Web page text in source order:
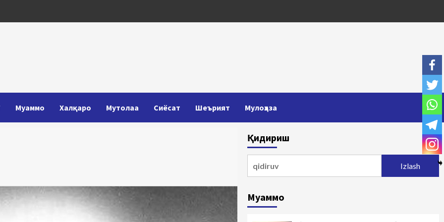
Муаммо Халқаро Мутолаа Сиёсат Шеърият Мулоҳаза
Қидириш
Муаммо